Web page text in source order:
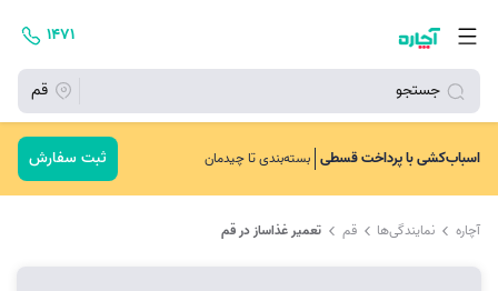
جستجو قم
۱۴۷۱
اسباب‌کشی با پرداخت قسطی بسته‌بندی تا چیدمان ثبت سفارش
آچاره نمایندگی‌ها قم تعمیر غذاساز در قم